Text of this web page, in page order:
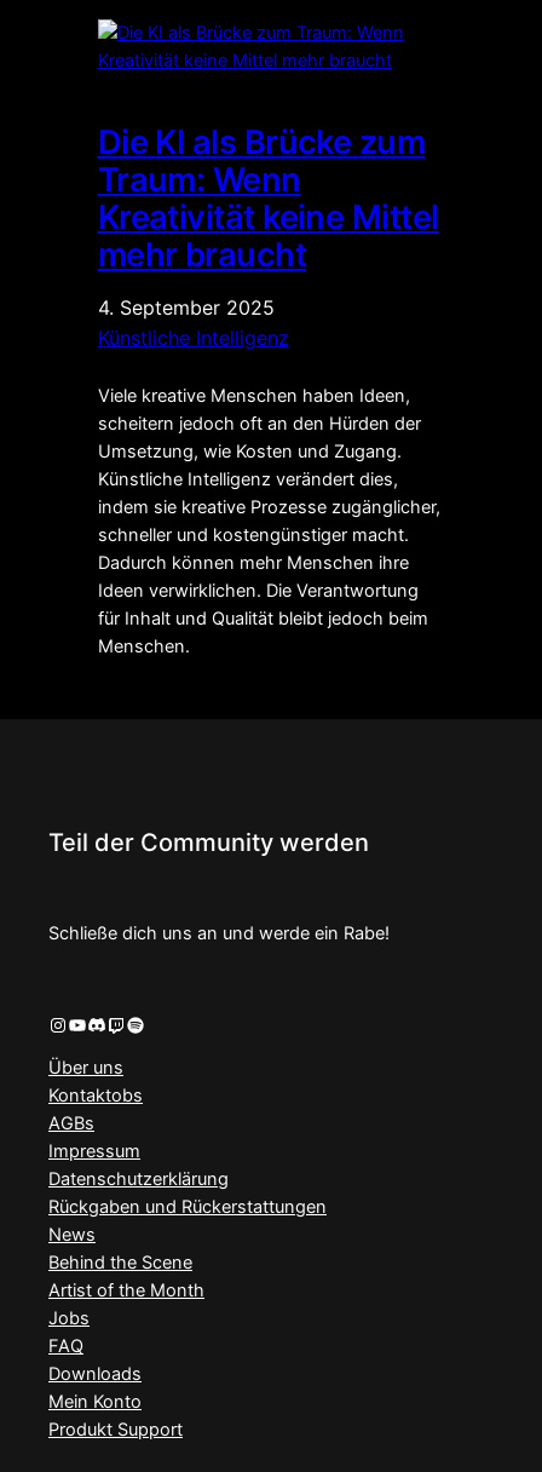
Die KI als Brücke zum
Traum: Wenn
Kreativität keine Mittel
mehr braucht
4. September 2025
Künstliche Intelligenz
Viele kreative Menschen haben Ideen,
scheitern jedoch oft an den Hürden der
Umsetzung, wie Kosten und Zugang.
Künstliche Intelligenz verändert dies,
indem sie kreative Prozesse zugänglicher,
schneller und kostengünstiger macht.
Dadurch können mehr Menschen ihre
Ideen verwirklichen. Die Verantwortung
für Inhalt und Qualität bleibt jedoch beim
Menschen.
Teil der Community werden
Schließe dich uns an und werde ein Rabe!
Instagram YouTube Discord Twitch Spotify
Über uns
Kontaktobs
AGBs
Impressum
Datenschutzerklärung
Rückgaben und Rückerstattungen
News
Behind the Scene
Artist of the Month
Jobs
FAQ
Downloads
Mein Konto
Produkt Support